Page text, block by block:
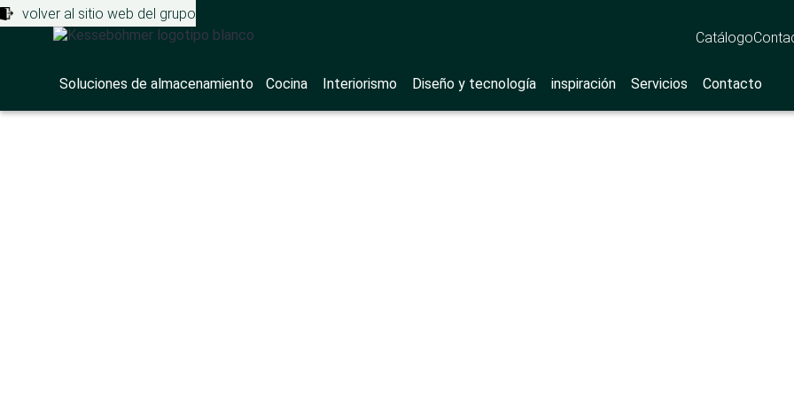
volver al sitio web del grupo
Catálogo
Soluciones de almacenamiento Cocina Interiorismo Diseño y tecnología inspiración Servicios Contacto